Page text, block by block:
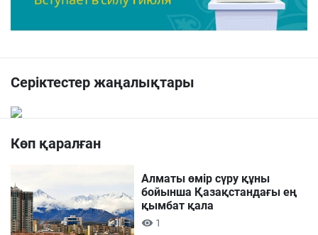
Серіктестер жаңалықтары
Көп қаралған
Алматы өмір сүру құны
бойынша Қазақстандағы ең
қымбат қала
1